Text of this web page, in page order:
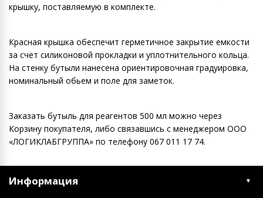
крышку, поставляемую в комплекте.
Красная крышка обеспечит герметичное закрытие емкости
за счет силиконовой прокладки и уплотнительного кольца.
На стенку бутыли нанесена ориентировочная градуировка,
номинальный обьем и поле для заметок.
Заказать бутыль для реагентов 500 мл можно через
Корзину покупателя, либо связавшись с менеджером ООО
«ЛОГИКЛАБГРУППА» по телефону 067 011 17 74.
Информация